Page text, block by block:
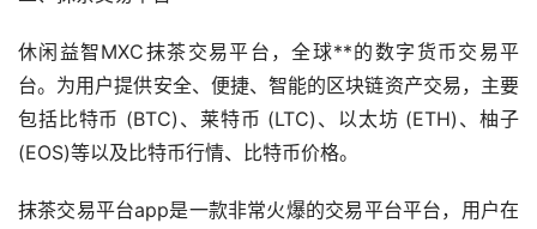
休闲益智MXC抹茶交易平台，全球**的数字货币交易平
台。为用户提供安全、便捷、智能的区块链资产交易，主要
包括比特币 (BTC)、莱特币 (LTC)、以太坊 (ETH)、柚子
(EOS)等以及比特币行情、比特币价格。
抹茶交易平台app是一款非常火爆的交易平台平台，用户在